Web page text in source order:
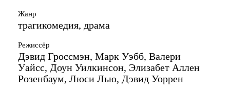
Жанр
трагикомедия, драма
Режиссёр
Дэвид Гроссмэн, Марк Уэбб, Валери
Уайсс, Доун Уилкинсон, Элизабет Аллен
Розенбаум, Люси Лью, Дэвид Уоррен